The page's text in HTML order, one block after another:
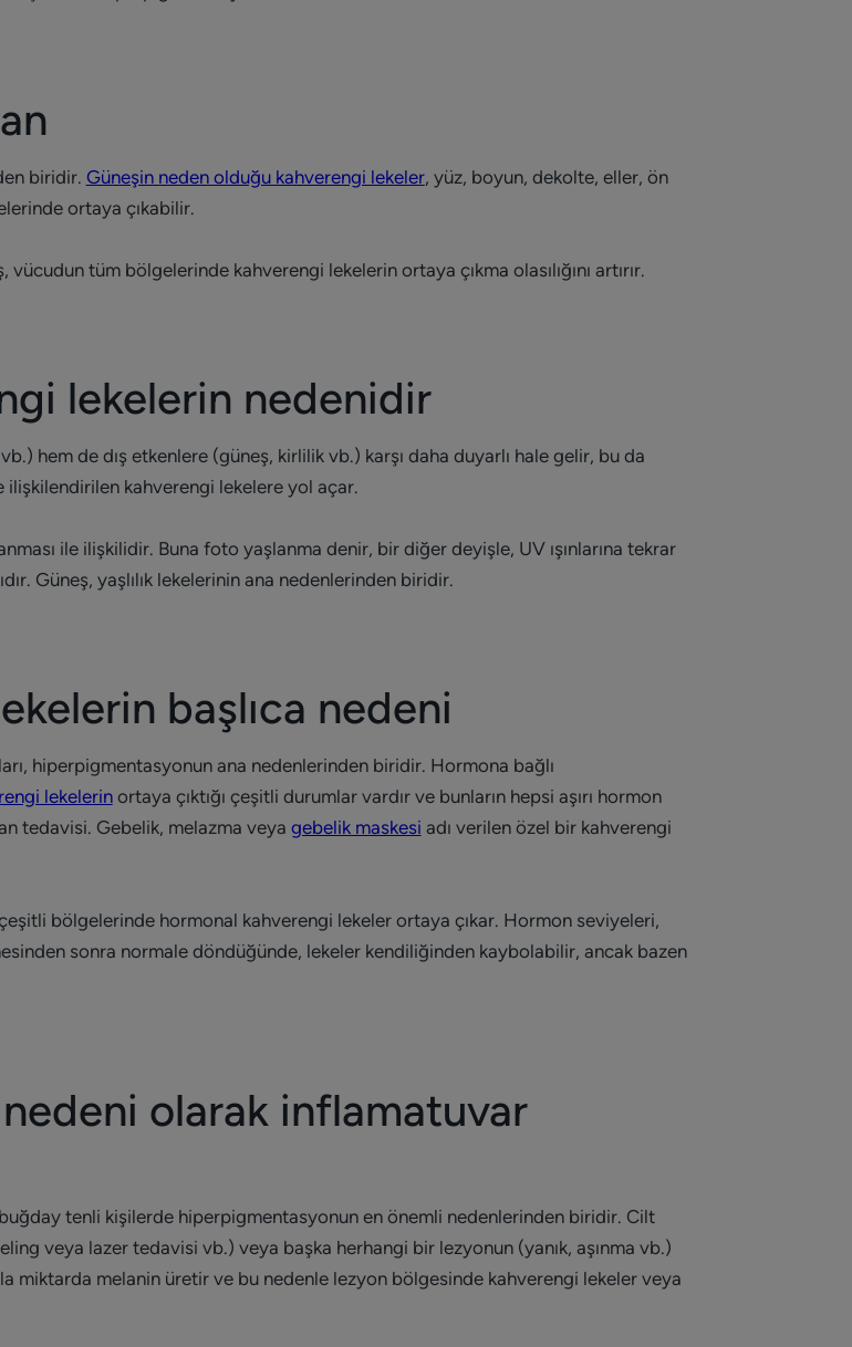
biridir. Güneşin neden olduğu kahverengi lekeler, yüz, boyun, dekolte, eller, ön
ortaya çıkabilir.
tüm bölgelerinde kahverengi lekelerin ortaya çıkma olasılığını artırır.
lekelerin nedenidir
hem de dış etkenlere (güneş, kirlilik vb.) karşı daha duyarlı hale gelir, bu da
ilişkilendirilen kahverengi lekelere yol açar.
ile ilişkilidir. Buna foto yaşlanma denir, bir diğer deyişle, UV ışınlarına tekrar
Güneş, yaşlılık lekelerinin ana nedenlerinden biridir.
başlıca nedeni
hiperpigmentasyonun ana nedenlerinden biridir. Hormona bağlı
lekelerinortaya çıktığı çeşitli durumlar vardır ve bunların hepsi aşırı hormon
tedavisi. Gebelik, melazma veya gebelik maskesi adı verilen özel bir kahverengi
bölgelerinde hormonal kahverengi lekeler ortaya çıkar. Hormon seviyeleri,
sonra normale döndüğünde, lekeler kendiliğinden kaybolabilir, ancak bazen
olarak inflamatuvar
tenli kişilerde hiperpigmentasyonun en önemli nedenlerinden biridir. Cilt
veya lazer tedavisi vb.) veya başka herhangi bir lezyonun (yanık, aşınma vb.)
miktarda melanin üretir ve bu nedenle lezyon bölgesinde kahverengi lekeler veya